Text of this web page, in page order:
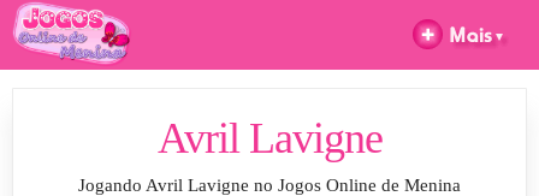
Avril Lavigne
Jogando Avril Lavigne no Jogos Online de Menina